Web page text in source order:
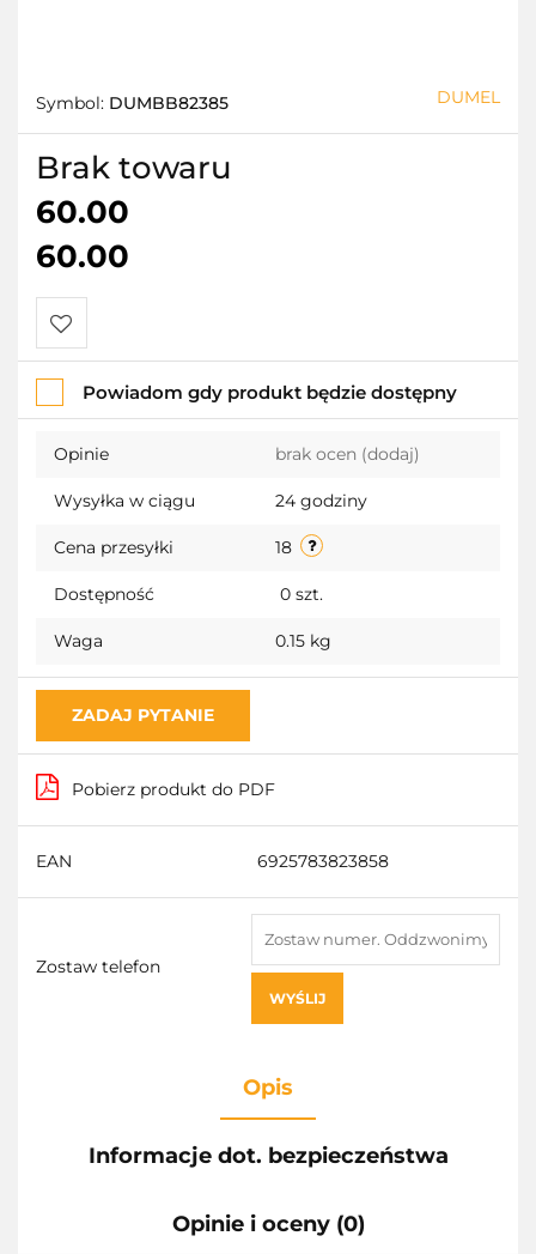
Symbol: DUMBB82385 DUMEL
Brak towaru
60.00
60.00
Do
przechowalni
Powiadom gdy produkt będzie dostępny
Opinie brak ocen (dodaj)
Wysyłka w ciągu 24 godziny
Cena przesyłki 18
Dostępność 0 szt.
Waga 0.15 kg
ZADAJ PYTANIE
Pobierz produkt do PDF
EAN 6925783823858
Zostaw telefon
WYŚLIJ
Opis
Informacje dot. bezpieczeństwa
Opinie i oceny (0)